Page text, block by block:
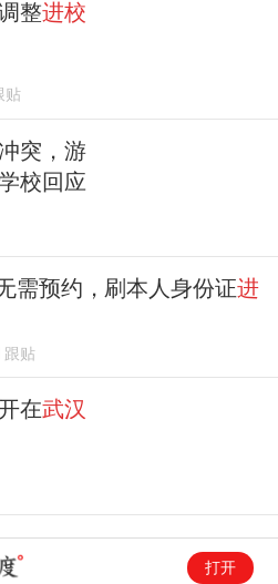
整进校
贴
突，游
校回应
需预约，刷本人身份证进
跟贴
在武汉
打开